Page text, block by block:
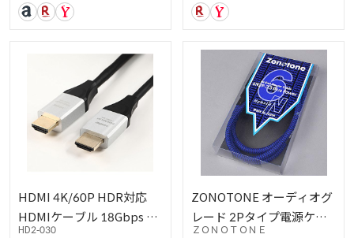
HDMI 4K/60P HDR対応
HDMIケーブル 18Gbps ス
HD2-030
ZONOTONE オーディオグ
レード 2Pタイプ電源ケー
ＺＯＮＯＴＯＮＥ